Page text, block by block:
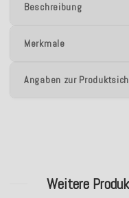
Beschreibung
Merkmale
Angaben zur
Weitere